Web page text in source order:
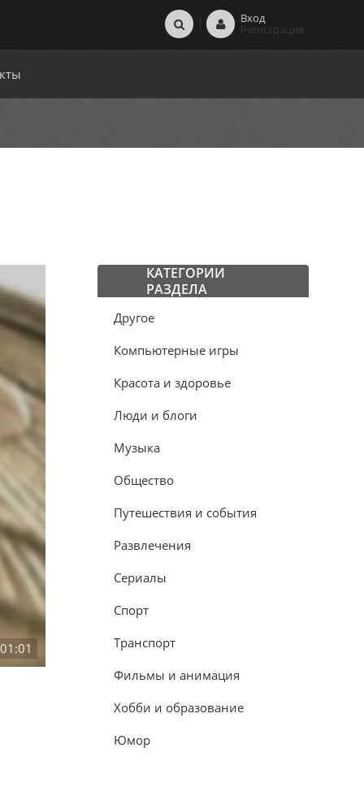
Вход
Регистрация
КАТЕГОРИИ
РАЗДЕЛА
Другое
Компьютерные игры
Красота и здоровье
Люди и блоги
Музыка
Общество
Путешествия и события
Развлечения
Сериалы
Спорт
Транспорт
Фильмы и анимация
Хобби и образование
Юмор